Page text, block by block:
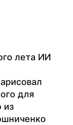
лета ИИ
для
из